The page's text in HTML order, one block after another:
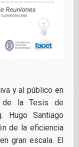
y al público en
de la Tesis de
Hugo Santiago
de la eficiencia
gran escala. El